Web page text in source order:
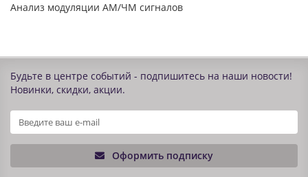
Анализ модуляции AM/ЧМ cигналов
Будьте в центре событий - подпишитесь на наши новости!
Новинки, скидки, акции.
Оформить подписку